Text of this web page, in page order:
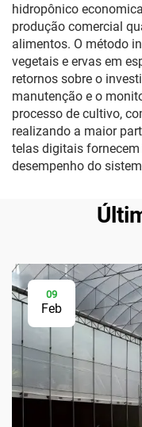
hidropônico
produção comercial
alimentos. O método
vegetais e ervas em
retornos sobre o
manutenção e o
processo de cultivo,
realizando a maior
telas digitais
desempenho do
09
Feb